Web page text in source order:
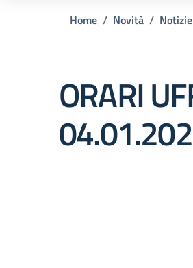
Home Novità Notizie
ORARI